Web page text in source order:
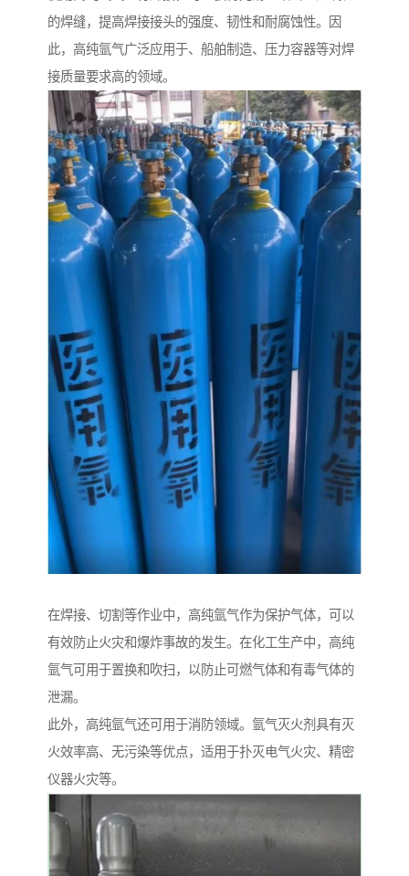
的焊缝，提高焊接接头的强度、韧性和耐腐蚀性。因
此，高纯氩气广泛应用于、船舶制造、压力容器等对焊
接质量要求高的领域。
在焊接、切割等作业中，高纯氩气作为保护气体，可以
有效防止火灾和爆炸事故的发生。在化工生产中，高纯
氩气可用于置换和吹扫，以防止可燃气体和有毒气体的
泄漏。
此外，高纯氩气还可用于消防领域。氩气灭火剂具有灭
火效率高、无污染等优点，适用于扑灭电气火灾、精密
仪器火灾等。